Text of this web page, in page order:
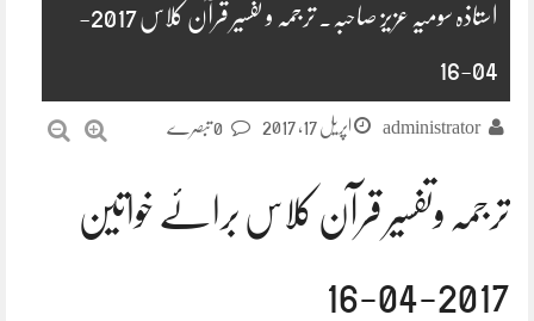
استاذہ سومیہ عزیز صاحبہ۔ ترجمہ و تفسیر قرآن کلاس 2017-
04-16
administrator اپریل 17, 2017
ترجمہ وتفسیر قرآن کلاس برائے خواتین
16-04-2017